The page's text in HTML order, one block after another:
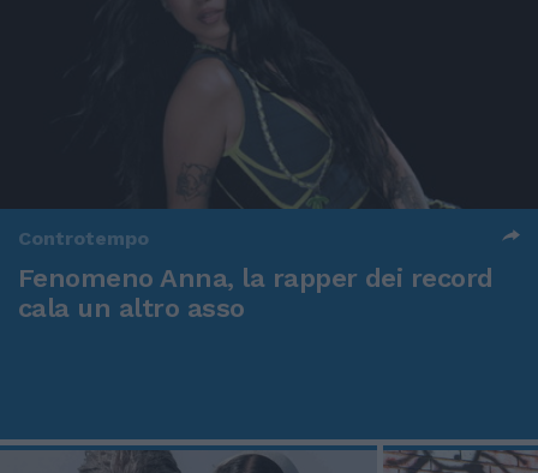
Controtempo
Fenomeno Anna, la rapper dei record
cala un altro asso